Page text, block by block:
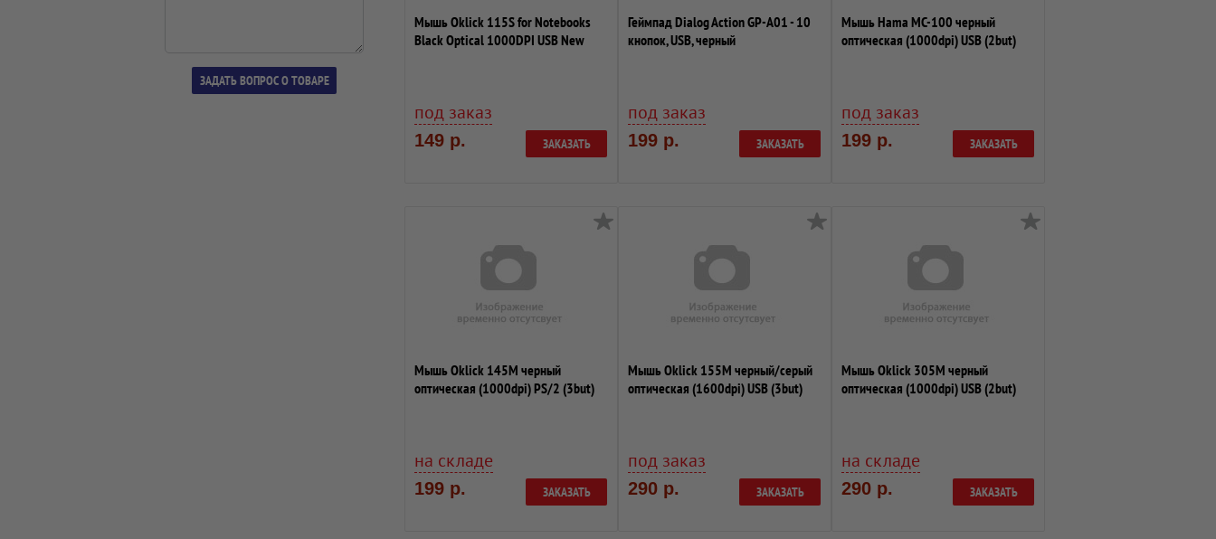
Мышь Oklick 115S for Notebooks
Black Optical 1000DPI USB New
под заказ
149 р. ЗАКАЗАТЬ
Геймпад Dialog Action GP-A01 - 10
кнопок, USB, черный
под заказ
199 р. ЗАКАЗАТЬ
Мышь Hama MC-100 черный
оптическая (1000dpi) USB (2but)
под заказ
199 р. ЗАКАЗАТЬ
Мышь Oklick 145M черный
оптическая (1000dpi) PS/2 (3but)
на складе
199 р. ЗАКАЗАТЬ
Мышь Oklick 155M черный/серый
оптическая (1600dpi) USB (3but)
под заказ
290 р. ЗАКАЗАТЬ
Мышь Oklick 305M черный
оптическая (1000dpi) USB (2but)
на складе
290 р. ЗАКАЗАТЬ